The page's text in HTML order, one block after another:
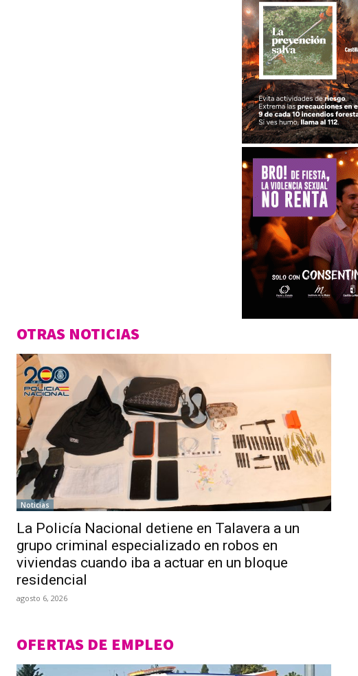
OTRAS NOTICIAS
Noticias
La Policía Nacional detiene en Talavera a un
grupo criminal especializado en robos en
viviendas cuando iba a actuar en un bloque
residencial
agosto 6, 2026
OFERTAS DE EMPLEO